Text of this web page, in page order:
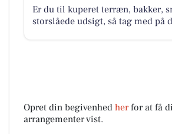
Er du til kuperet terræn, bakker,
storslåede udsigt, så tag med på
Opret din begivenhed herfor at få
arrangementer vist.